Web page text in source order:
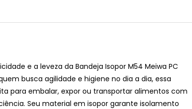
e a leveza da Bandeja Isopor M54 Meiwa PC
busca agilidade e higiene no dia a dia, essa
para embalar, expor ou transportar alimentos com
Seu material em isopor garante isolamento